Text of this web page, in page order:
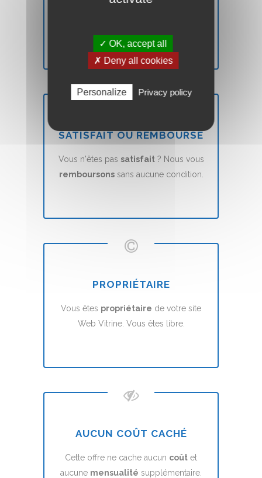
SATISFAIT OU REMBOURSÉ
Vous n'êtes pas satisfait? Nous vous
remboursonssans aucune condition.
PROPRIÉTAIRE
Vous êtes propriétaire de votre site
Web Vitrine. Vous êtes libre.
AUCUN COÛT CACHÉ
Cette offre ne cache aucun coût et
aucune mensualité supplémentaire.
✓ OK, accept all
✗ Deny all cookies
Personalize Privacy policy